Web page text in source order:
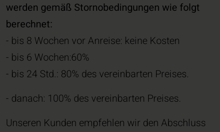
werden gemäß Stornobedingungen wie folgt
berechnet:
- bis 8 Wochen vor Anreise: keine Kosten
- bis 6 Wochen:60%
- bis 24 Std.: 80% des vereinbarten Preises.
- danach: 100% des vereinbarten Preises.
Unseren Kunden empfehlen wir den Abschluss